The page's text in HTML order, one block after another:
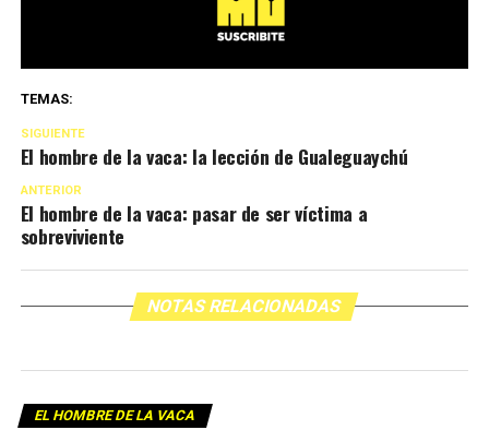
TEMAS:
SIGUIENTE
El hombre de la vaca: la lección de Gualeguaychú
ANTERIOR
El hombre de la vaca: pasar de ser víctima a
sobreviviente
NOTAS RELACIONADAS
EL HOMBRE DE LA VACA